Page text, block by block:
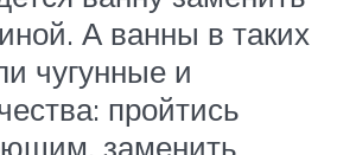
А ванны в таких
чугунные и
пройтись
заменить